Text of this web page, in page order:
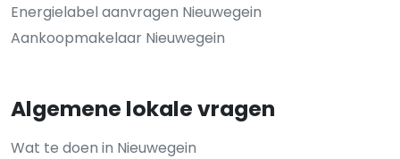
Energielabel aanvragen Nieuwegein
Aankoopmakelaar Nieuwegein
Algemene lokale vragen
Wat te doen in Nieuwegein